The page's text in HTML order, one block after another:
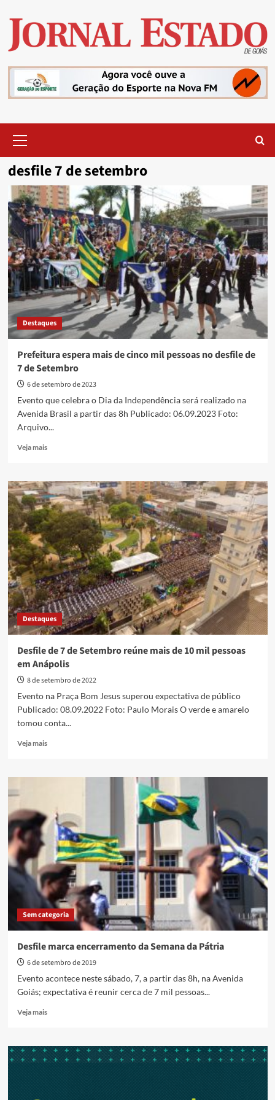
content
Menu
desfile 7 de setembro
Destaques
Prefeitura espera mais de cinco mil pessoas no desfile de
7 de Setembro
6 de setembro de 2023
Evento que celebra o Dia da Independência será realizado na
Avenida Brasil a partir das 8h Publicado: 06.09.2023 Foto:
Arquivo...
Veja maisRead
Prefeitura
espera
mais
de
cinco
mil
pessoas
no
desfile
de
7
de
Setembro
Destaques
Desfile de 7 de Setembro reúne mais de 10 mil pessoas
em Anápolis
8 de setembro de 2022
Evento na Praça Bom Jesus superou expectativa de público
Publicado: 08.09.2022 Foto: Paulo Morais O verde e amarelo
tomou conta...
Veja maisRead
Desfile
Setembro
reúne
mais
de
10
mil
pessoas
em
Anápolis
Sem categoria
Desfile marca encerramento da Semana da Pátria
6 de setembro de 2019
Evento acontece neste sábado, 7, a partir das 8h, na Avenida
Goiás; expectativa é reunir cerca de 7 mil pessoas...
Veja maisRead
Desfile
marca